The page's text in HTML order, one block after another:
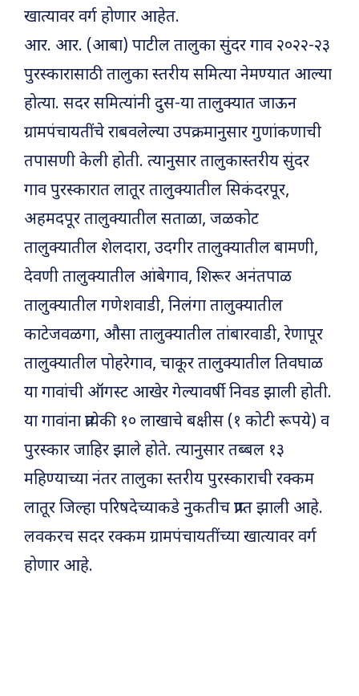
खात्यावर वर्ग होणार आहेत.
आर. आर. (आबा) पाटील तालुका सुंदर गाव २०२२-२३
पुरस्कारासाठी तालुका स्तरीय समित्या नेमण्यात आल्या
होत्या. सदर समित्यांनी दुस-या तालुक्यात जाऊन
ग्रामपंचायतींचे राबवलेल्या उपक्रमानुसार गुणांकणाची
तपासणी केली होती. त्यानुसार तालुकास्तरीय सुंदर
गाव पुरस्कारात लातूर तालुक्यातील सिकंदरपूर,
अहमदपूर तालुक्यातील सताळा, जळकोट
तालुक्यातील शेलदारा, उदगीर तालुक्यातील बामणी,
देवणी तालुक्यातील आंबेगाव, शिरूर अनंतपाळ
तालुक्यातील गणेशवाडी, निलंगा तालुक्यातील
काटेजवळगा, औसा तालुक्यातील तांबारवाडी, रेणापूर
तालुक्यातील पोहरेगाव, चाकूर तालुक्यातील तिवघाळ
या गावांची ऑगस्ट आखेर गेल्यावर्षी निवड झाली होती.
या गावांना प्रत्येकी १० लाखाचे बक्षीस (१ कोटी रूपये) व
पुरस्कार जाहिर झाले होते. त्यानुसार तब्बल १३
महिण्याच्या नंतर तालुका स्तरीय पुरस्काराची रक्कम
लातूर जिल्हा परिषदेच्याकडे नुकतीच प्राप्त झाली आहे.
लवकरच सदर रक्कम ग्रामपंचायतींच्या खात्यावर वर्ग
होणार आहे.